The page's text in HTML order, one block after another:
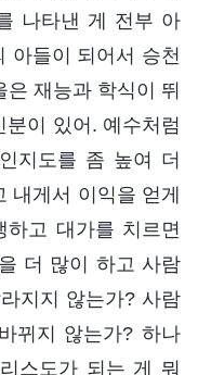
나타낸 게 전부 아
아들이 되어서 승천
재능과 학식이 뛰
이 있어. 예수처럼
지도를 좀 높여 더
내게서 이익을 얻게
고 대가를 치르면
더 많이 하고 사람
지지 않는가? 사람
뀌지 않는가? 하나
스도가 되는 게 뭐